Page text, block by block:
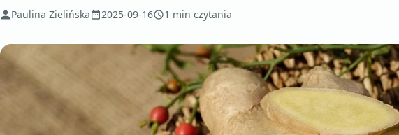
Paulina Zielińska 2025-09-16 1 min czytania